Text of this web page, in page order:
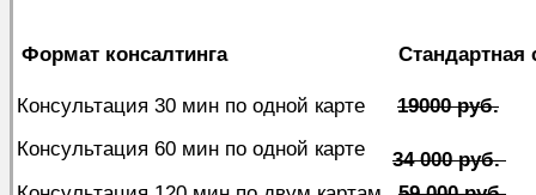
Формат консалтинга Стандартная
Консультация 30 мин по одной карте
19000 руб.
Консультация 60 мин по одной карте
34 000 руб.